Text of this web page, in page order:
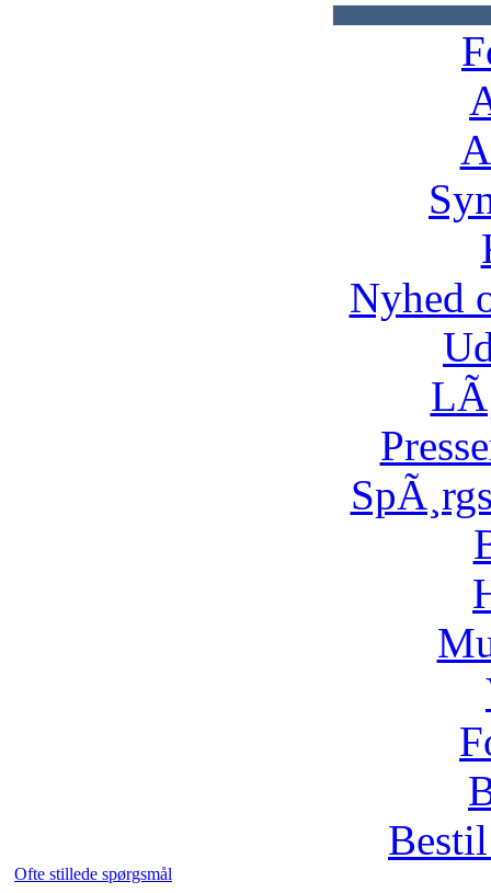
Nyhed
Ofte stillede spørgsmål